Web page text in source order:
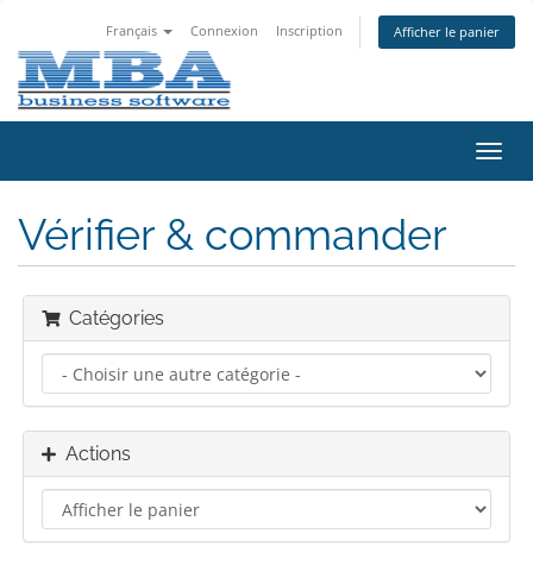
Français Connexion Inscription Afficher le panier
la
Vérifier & commander
Catégories
Actions